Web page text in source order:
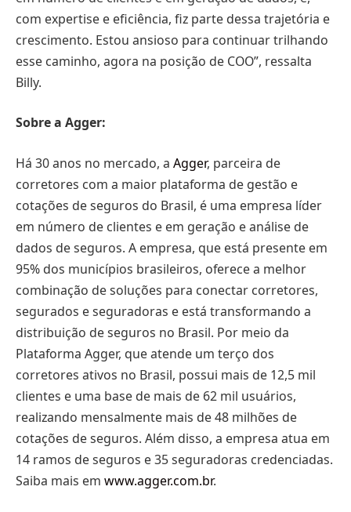
com expertise e eficiência, fiz parte dessa trajetória e
crescimento. Estou ansioso para continuar trilhando
esse caminho, agora na posição de COO”, ressalta
Billy.
Sobre a Agger:
Há 30 anos no mercado, a Agger, parceira de
corretores com a maior plataforma de gestão e
cotações de seguros do Brasil, é uma empresa líder
em número de clientes e em geração e análise de
dados de seguros. A empresa, que está presente em
95% dos municípios brasileiros, oferece a melhor
combinação de soluções para conectar corretores,
segurados e seguradoras e está transformando a
distribuição de seguros no Brasil. Por meio da
Plataforma Agger, que atende um terço dos
corretores ativos no Brasil, possui mais de 12,5 mil
clientes e uma base de mais de 62 mil usuários,
realizando mensalmente mais de 48 milhões de
cotações de seguros. Além disso, a empresa atua em
14 ramos de seguros e 35 seguradoras credenciadas.
Saiba mais em www.agger.com.br.